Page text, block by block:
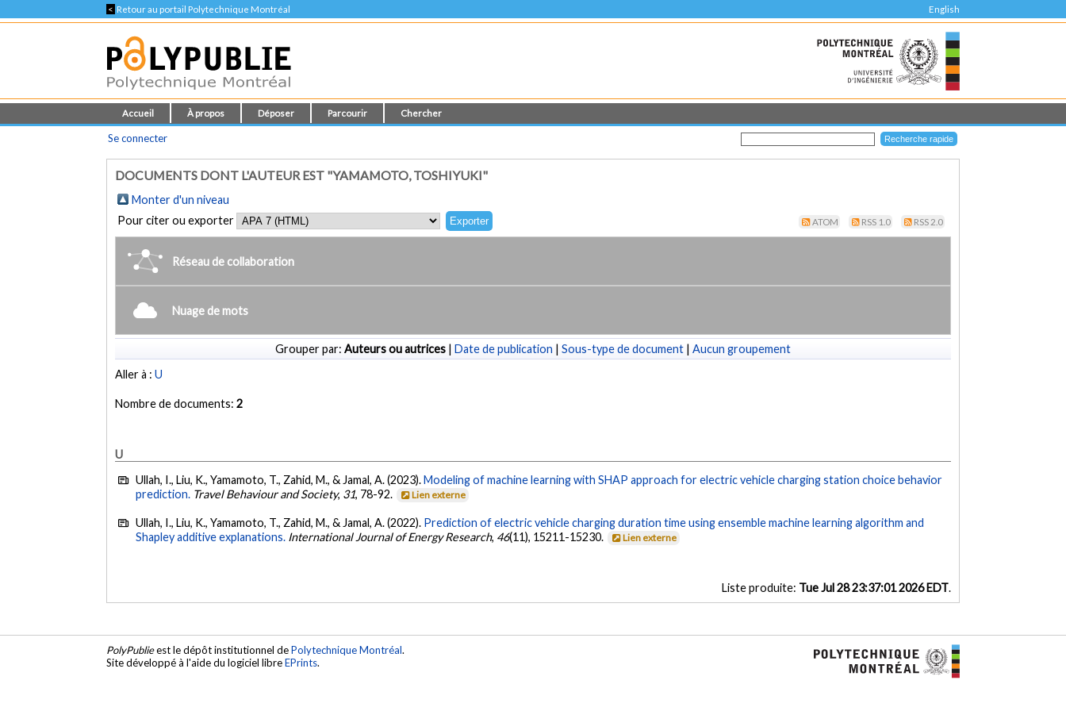
< Retour au portail Polytechnique Montréal English
Accueil À propos Déposer Parcourir Chercher
Se connecter
DOCUMENTS DONT L'AUTEUR EST "YAMAMOTO, TOSHIYUKI"
Monter d'un niveau
Pour citer ou exporter
ATOM RSS 1.0 RSS 2.0
Réseau de collaboration
Nuage de mots
Grouper par: Auteurs ou autrices | Date de publication | Sous-type de document | Aucun groupement
Aller à :U
Nombre de documents:2
U
Ullah, I., Liu, K., Yamamoto, T., Zahid, M., & Jamal, A. (2023).Modeling of machine learning with SHAP approach for electric vehicle charging station choice behavior
prediction. Travel Behaviour and Society, 31, 78-92. Lien externe
Ullah, I., Liu, K., Yamamoto, T., Zahid, M., & Jamal, A. (2022). Prediction of electric vehicle charging duration time using ensemble machine learning algorithm and
Shapley additive explanations. International Journal of Energy Research, 46(11), 15211-15230. Lien externe
Liste produite: Tue Jul 28 23:37:01 2026 EDT.
PolyPublieest le dépôt institutionnel dePolytechnique Montréal.
Site développé à l'aide du logiciel libreEPrints.